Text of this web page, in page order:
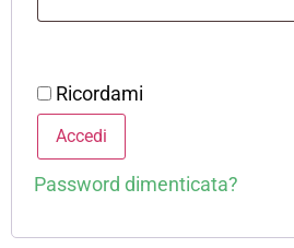
Ricordami
Accedi
Password dimenticata?